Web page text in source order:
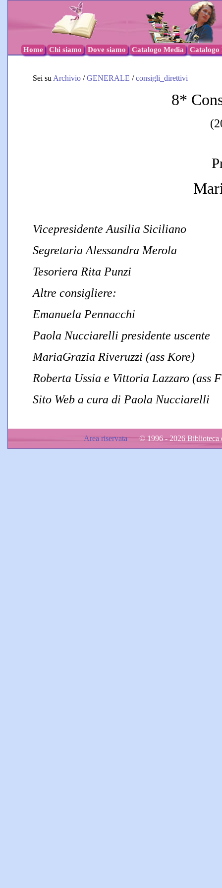
Home Chi siamo Dove siamo Catalogo Media Catalogo
Sei su Archivio /GENERALE /consigli_direttivi
8*
Vicepresidente Ausilia Siciliano
Segretaria Alessandra Merola
Tesoriera Rita Punzi
Altre consigliere:
Emanuela Pennacchi
Paola Nucciarelli presidente uscente
MariaGrazia Riveruzzi (ass Kore)
Roberta Ussia e Vittoria Lazzaro (ass
Sito Web a cura di Paola Nucciarelli
Area riservata© 1996 - 2026 Biblioteca